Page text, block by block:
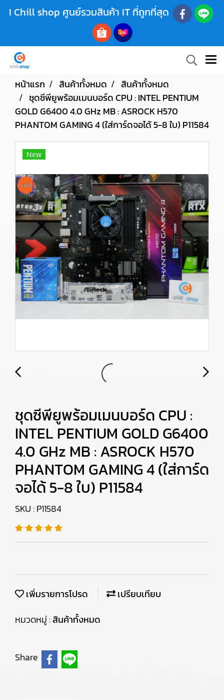
I Chill shop ศูนย์รวมสินค้า IT ที่ถูกที่สุด
หน้าแรก สินค้าทั้งหมด
สินค้าทั้งหมด
ชุดซีพียูพร้อมเมนบอร์ด CPU : INTEL PENTIUM
GOLD G6400 4.0 GHz MB : ASROCK H570
PHANTOM GAMING 4 (ใส่การ์ดจอได้ 5-8 ใบ) P11584
New
ชุดซีพียูพร้อมเมนบอร์ด CPU :
INTEL PENTIUM GOLD G6400
4.0 GHz MB : ASROCK H570
PHANTOM GAMING 4 (ใส่การ์ด
จอได้ 5-8 ใบ) P11584
SKU : P11584
เพิ่มรายการโปรด
เปรียบเทียบ
หมวดหมู่ :สินค้าทั้งหมด
Share